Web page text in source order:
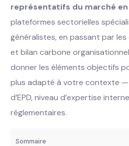
représentatifs du marché
plateformes sectorielles
généralistes, en passant par
et bilan carbone
donner les éléments objectifs
plus adapté à votre contexte —
d’EPD, niveau d’expertise
réglementaires.
Sommaire